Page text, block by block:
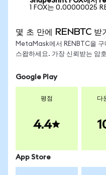
1 FOX는 0.00000025
몇 초 만에 RENBTC 받
MetaMask에서 RENBTC을 구
스왑하세요. 가장 신뢰받는 암
Google Play
평점
4.4
다
App Store